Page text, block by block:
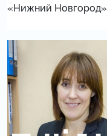
«Нижний Новгород»